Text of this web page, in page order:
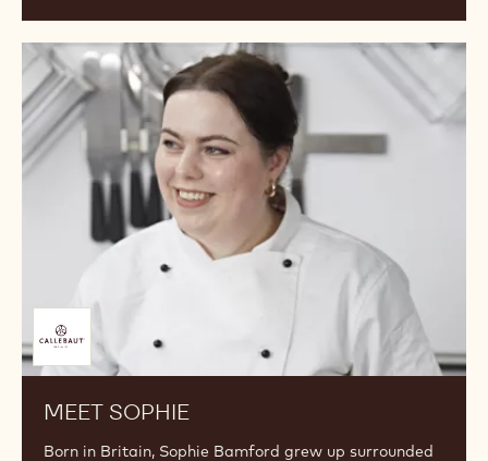
Offerto
da
MEET SOPHIE
Born in Britain, Sophie Bamford grew up surrounded
Meet
Sophie